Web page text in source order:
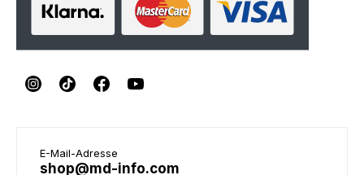
E-Mail-Adresse
shop@md-info.com